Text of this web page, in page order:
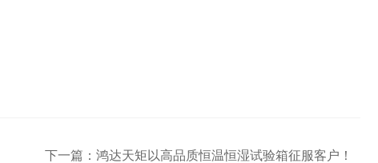
下一篇： 鸿达天矩以高品质恒温恒湿试验箱征服客户！